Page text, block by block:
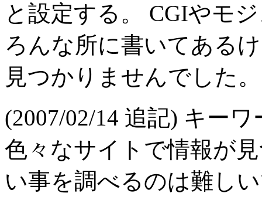
と設定する。 CGIやモ
ろんな所に書いてある
見つかりませんでした。
(2007/02/14 追記) キー
色々なサイトで情報が
い事を調べるのは難し